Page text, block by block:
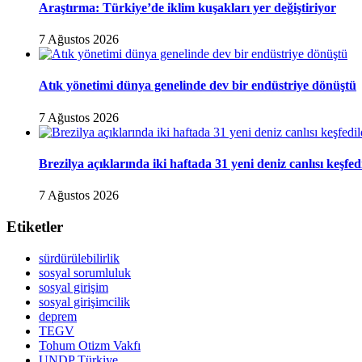
Araştırma: Türkiye’de iklim kuşakları yer değiştiriyor
7 Ağustos 2026
Atık yönetimi dünya genelinde dev bir endüstriye dönüştü
7 Ağustos 2026
Brezilya açıklarında iki haftada 31 yeni deniz canlısı
7 Ağustos 2026
Etiketler
sürdürülebilirlik
sosyal sorumluluk
sosyal girişim
sosyal girişimcilik
deprem
TEGV
Tohum Otizm Vakfı